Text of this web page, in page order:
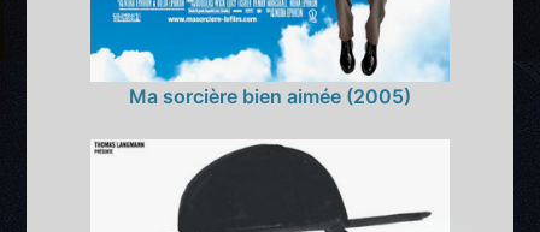
Ma sorcière bien aimée (2005)